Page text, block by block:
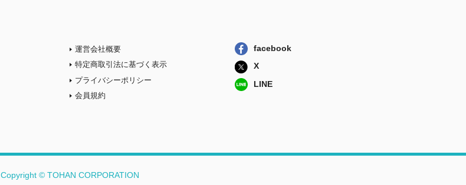
運営会社概要
特定商取引法に基づく表示
プライバシーポリシー
会員規約
facebook
X
LINE
Copyright © TOHAN CORPORATION